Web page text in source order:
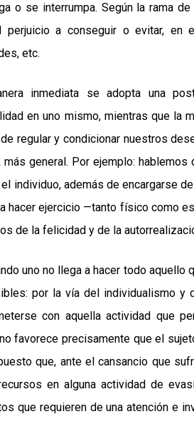
o se interrumpa. Según la rama
a conseguir o evitar, en
etc.
inmediata se adopta una
en uno mismo, mientras que la
regular y condicionar nuestros
general. Por ejemplo:
individuo, además de encargarse
hacer ejercicio —tanto físico como
de la felicidad y de la
uno no llega a hacer todo aquello
por la vía del individualismo y
con aquella actividad que
favorece precisamente que el
que, ante el cansancio que
en alguna actividad de
que requieren de una atención e